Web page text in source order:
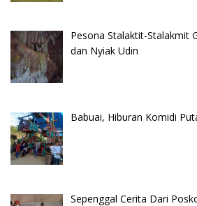
Pesona Stalaktit-Stalakmit
dan Nyiak Udin
Babuai, Hiburan Komidi
Sepenggal Cerita Dari